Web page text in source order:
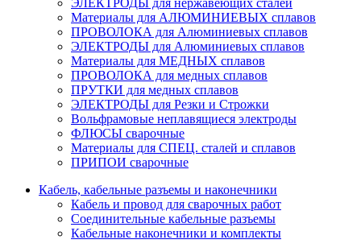
Материалы для АЛЮМИНИЕВЫХ сплавов
ПРОВОЛОКА для Алюминиевых сплавов
ЭЛЕКТРОДЫ для Алюминиевых сплавов
Материалы для МЕДНЫХ сплавов
ПРОВОЛОКА для медных сплавов
ПРУТКИ для медных сплавов
ЭЛЕКТРОДЫ для Резки и Строжки
Вольфрамовые неплавящиеся электроды
ФЛЮСЫ сварочные
Материалы для СПЕЦ. сталей и сплавов
ПРИПОИ сварочные
Кабель, кабельные разъемы и наконечники
Кабель и провод для сварочных работ
Соединительные кабельные разъемы
Кабельные наконечники и комплекты